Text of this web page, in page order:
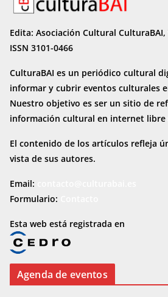
Edita: Asociación Cultural
ISSN 3101-0466
CulturaBAI es un periódico cultural
informar y cubrir eventos culturales
Nuestro objetivo es ser un sitio de
información cultural en internet libre
El contenido de los artículos refleja
vista de sus autores.
Email:
Formulario:
Esta web está registrada en
Agenda de eventos